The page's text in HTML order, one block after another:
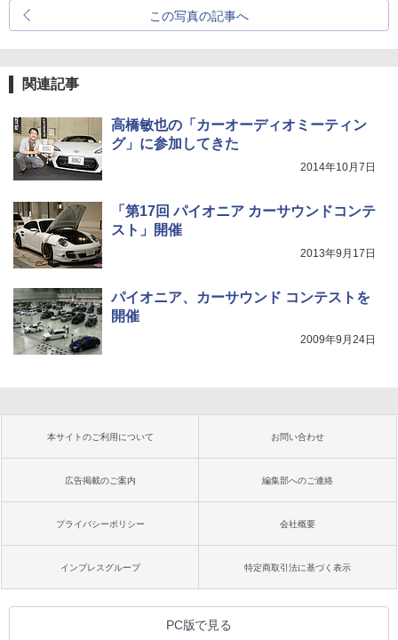
この写真の記事へ
関連記事
高橋敏也の「カーオーディオミーティン
グ」に参加してきた
2014年10月7日
「第17回 パイオニア カーサウンドコンテ
スト」開催
2013年9月17日
パイオニア、カーサウンド コンテストを
開催
2009年9月24日
本サイトのご利用について お問い合わせ
広告掲載のご案内 編集部へのご連絡
プライバシーポリシー 会社概要
インプレスグループ 特定商取引法に基づく表示
PC版で見る